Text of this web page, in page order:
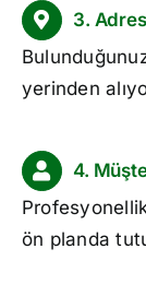
3.
yerinden
4.
ön planda